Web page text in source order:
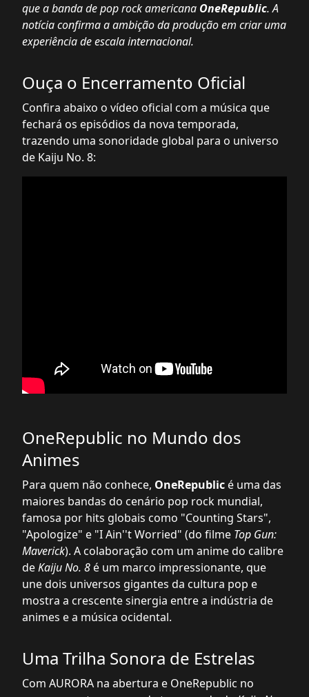
que a banda de pop rock americana OneRepublic. A
notícia confirma a ambição da produção em criar uma
experiência de escala internacional.
Ouça o Encerramento Oficial
Confira abaixo o vídeo oficial com a música que
fechará os episódios da nova temporada,
trazendo uma sonoridade global para o universo
de Kaiju No. 8:
OneRepublic no Mundo dos
Animes
Para quem não conhece, OneRepublic é uma das
maiores bandas do cenário pop rock mundial,
famosa por hits globais como "Counting Stars",
"Apologize" e "I Ain''t Worried" (do filme Top Gun:
Maverick). A colaboração com um anime do calibre
deKaiju No. 8 é um marco impressionante, que
une dois universos gigantes da cultura pop e
mostra a crescente sinergia entre a indústria de
animes e a música ocidental.
Uma Trilha Sonora de Estrelas
Com AURORA na abertura e OneRepublic no